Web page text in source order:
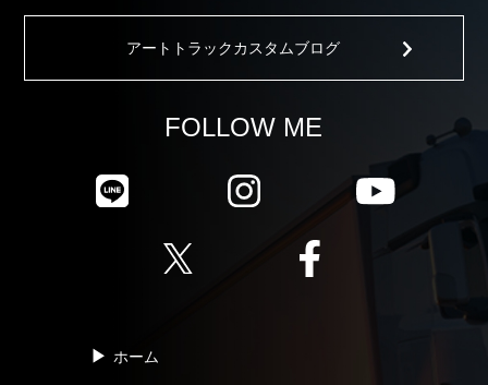
アートトラックカスタムブログ
FOLLOW ME
ホーム